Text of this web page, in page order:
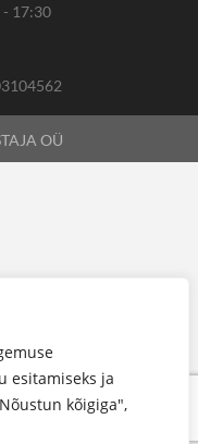
esitamiseks ja
kõigiga",
- 17:30
OÜ